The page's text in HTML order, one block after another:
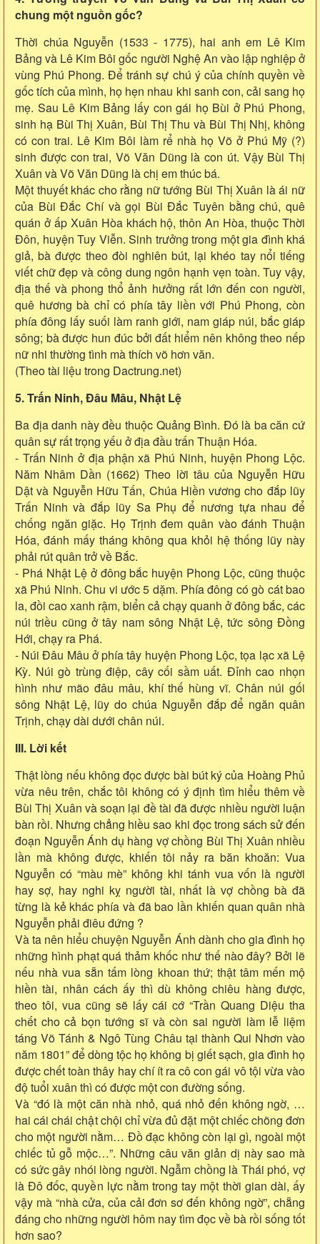
chung một nguồn gốc?
Thời chúa Nguyễn (1533 - 1775), hai anh em Lê Kim
Bảng và Lê Kim Bôi gốc người Nghệ An vào lập nghiệp ở
vùng Phú Phong. Để tránh sự chú ý của chính quyền về
gốc tích của mình, họ hẹn nhau khi sanh con, cải sang họ
mẹ. Sau Lê Kim Bảng lấy con gái họ Bùi ở Phú Phong,
sinh hạ Bùi Thị Xuân, Bùi Thị Thu và Bùi Thị Nhị, không
có con trai. Lê Kim Bôi làm rể nhà họ Võ ở Phú Mỹ (?)
sinh được con trai, Võ Văn Dũng là con út. Vậy Bùi Thị
Xuân và Võ Văn Dũng là chị em thúc bá.
Một thuyết khác cho rằng nữ tướng Bùi Thị Xuân là ái nữ
của Bùi Đắc Chí và gọi Bùi Đắc Tuyên bằng chú, quê
quán ở ấp Xuân Hòa khách hộ, thôn An Hòa, thuộc Thời
Đôn, huyện Tuy Viễn. Sinh trưởng trong một gia đình khá
giả, bà được theo đòi nghiên bút, lại khéo tay nổi tiếng
viết chữ đẹp và công dung ngôn hạnh vẹn toàn. Tuy vậy,
địa thế và phong thổ ảnh hưởng rất lớn đến con người,
quê hương bà chỉ có phía tây liền với Phú Phong, còn
phía đông lấy suối làm ranh giới, nam giáp núi, bắc giáp
sông; bà được hun đúc bởi đất hiểm nên không theo nếp
nữ nhi thường tình mà thích võ hơn văn.
(Theo tài liệu trong Dactrung.net)
5. Trấn Ninh, Ðâu Mâu, Nhật Lệ
Ba địa danh này đều thuộc Quảng Bình. Ðó là ba căn cứ
quân sự rất trọng yếu ở địa đầu trấn Thuận Hóa.
- Trấn Ninh ở địa phận xã Phú Ninh, huyện Phong Lộc.
Năm Nhâm Dần (1662) Theo lời tâu của Nguyễn Hữu
Dật và Nguyễn Hữu Tấn, Chúa Hiền vương cho đắp lũy
Trấn Ninh và đắp lũy Sa Phụ để nương tựa nhau để
chống ngăn giặc. Họ Trịnh đem quân vào đánh Thuận
Hóa, đánh mấy tháng không qua khỏi hệ thống lũy này
phải rút quân trở về Bắc.
- Phá Nhật Lệ ở đông bắc huyện Phong Lộc, cũng thuộc
xã Phú Ninh. Chu vi ước 5 dặm. Phía đông có gò cát bao
la, đồi cao xanh rậm, biển cả chạy quanh ở đông bắc, các
núi triều cũng ở tây nam sông Nhật Lệ, tức sông Ðồng
Hới, chạy ra Phá.
- Núi Ðâu Mâu ở phía tây huyện Phong Lộc, tọa lạc xã Lệ
Kỳ. Núi gò trùng điệp, cây cối sầm uất. Ðỉnh cao nhọn
hình như mão đâu mâu, khí thế hùng vĩ. Chân núi gối
sông Nhật Lệ, lũy do chúa Nguyễn đắp để ngăn quân
Trịnh, chạy dài dưới chân núi.
III. Lời kết
Thật lòng nếu không đọc được bài bút ký của Hoàng Phủ
vừa nêu trên, chắc tôi không có ý định tìm hiểu thêm về
Bùi Thị Xuân và soạn lại đề tài đã được nhiều người luận
bàn rồi. Nhưng chẳng hiều sao khi đọc trong sách sử đến
đoạn Nguyễn Ánh dụ hàng vợ chồng Bùi Thị Xuân nhiều
lần mà không được, khiến tôi nảy ra băn khoăn: Vua
Nguyễn có “màu mè” không khi tánh vua vốn là người
hay sợ, hay nghi kỵ người tài, nhất là vợ chồng bà đã
từng là kẻ khác phía và đã bao lần khiến quan quân nhà
Nguyễn phải điêu đứng ?
Và ta nên hiểu chuyện Nguyễn Ánh dành cho gia đình họ
những hình phạt quá thảm khốc như thế nào đây? Bởi lẽ
nếu nhà vua sẵn tấm lòng khoan thứ; thật tâm mến mộ
hiền tài, nhân cách ấy thì dù không chiêu hàng được,
theo tôi, vua cũng sẽ lấy cái cớ “Trần Quang Diệu tha
chết cho cả bọn tướng sĩ và còn sai người làm lễ liệm
táng Võ Tánh & Ngô Tùng Châu tại thành Qui Nhơn vào
năm 1801” để dòng tộc họ không bị giết sạch, gia đình họ
được chết toàn thây hay chí ít ra cô con gái vô tội vừa vào
độ tuổi xuân thì có được một con đường sống.
Và “đó là một căn nhà nhỏ, quá nhỏ đến không ngờ, …
hai cái chái chật chội chỉ vừa đủ đặt một chiếc chõng đơn
cho một người nằm… Đồ đạc không còn lại gì, ngoài một
chiếc tủ gỗ mộc…”. Những câu văn giản dị này sao mà
có sức gây nhói lòng người. Ngẫm chồng là Thái phó, vợ
là Đô đốc, quyền lực nằm trong tay một thời gian dài, ấy
vậy mà “nhà cửa, của cải đơn sơ đến không ngờ”, chẵng
đáng cho những người hôm nay tìm đọc về bà rồi sống tốt
hơn sao?